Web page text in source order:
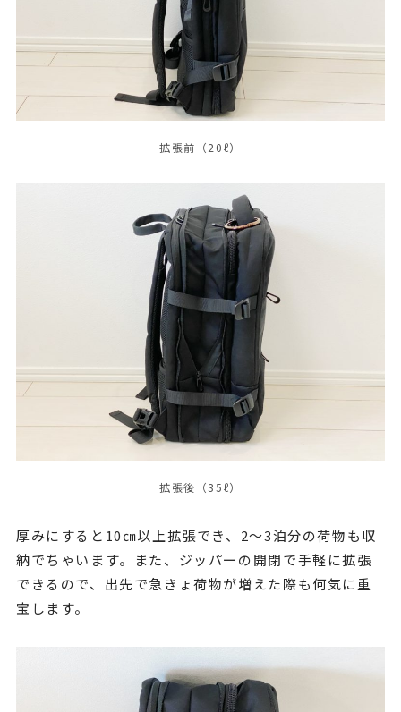
拡張前（20ℓ）
拡張後（35ℓ）
厚みにすると10㎝以上拡張でき、2〜3泊分の荷物も収
納でちゃいます。また、ジッパーの開閉で手軽に拡張
できるので、出先で急きょ荷物が増えた際も何気に重
宝します。